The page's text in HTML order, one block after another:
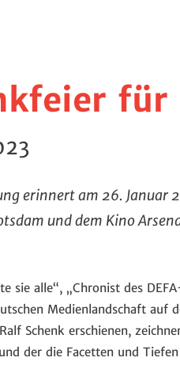
erinnert am 26. Januar
und dem Kino
sie alle“, „Chronist des
Medienlandschaft auf
Schenk erschienen,
der die Facetten und